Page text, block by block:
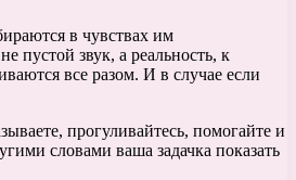
в чувствах им
пустой звук, а реальность, к
все разом. И в случае если
прогуливайтесь, помогайте и
словами ваша задачка показать